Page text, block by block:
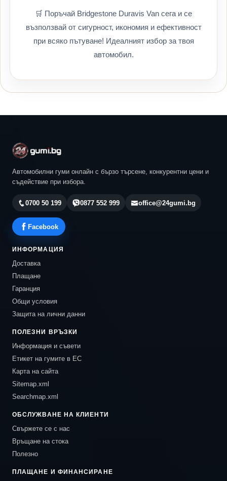
🛒 Поръчай Bridgestone Duravis Van сега и се
възползвай от сигурност, икономия и ефективност
при всяко пътуване! Идеалният избор за твоя
автомобил.
Автомобилни гуми онлайн с бързо търсене, конкурентни цени и
съдействие при избора.
0700 50 199 0877 552 999 office@24gumi.bg
Facebook
ИНФОРМАЦИЯ
Доставка
Плащане
Гаранция
Общи условия
Защита на лични данни
ПОЛЕЗНИ ВРЪЗКИ
Информация и съвети
Етикет на гумите в ЕС
Карта на сайта
Sitemap.xml
Searchmap.xml
ОБСЛУЖВАНЕ НА КЛИЕНТИ
Свържете се с нас
Връщане на стока
Полезно
ПЛАЩАНЕ И ФИНАНСИРАНЕ